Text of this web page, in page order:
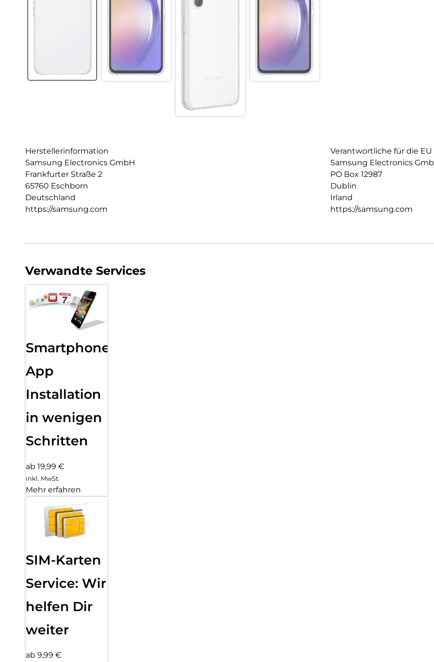
Herstellerinformation
Samsung Electronics GmbH
Frankfurter Straße 2
65760 Eschborn
Deutschland
https://samsung.com
Verantwortliche für die EU
Samsung Electronics
PO Box 12987
Dublin
Irland
https://samsung.com
Verwandte Services
Smartphone
App
Installation
in wenigen
Schritten
ab 19,99 €
inkl. MwSt.
Mehr erfahren
SIM-Karten
Service: Wir
helfen Dir
weiter
ab 9,99 €